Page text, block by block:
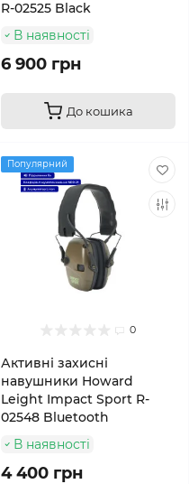
R-02525 Black
В наявності
6 900 грн
До кошика
Популярний
0
Активні захисні
навушники Howard
Leight Impact Sport R-
02548 Bluetooth
В наявності
4 400 грн